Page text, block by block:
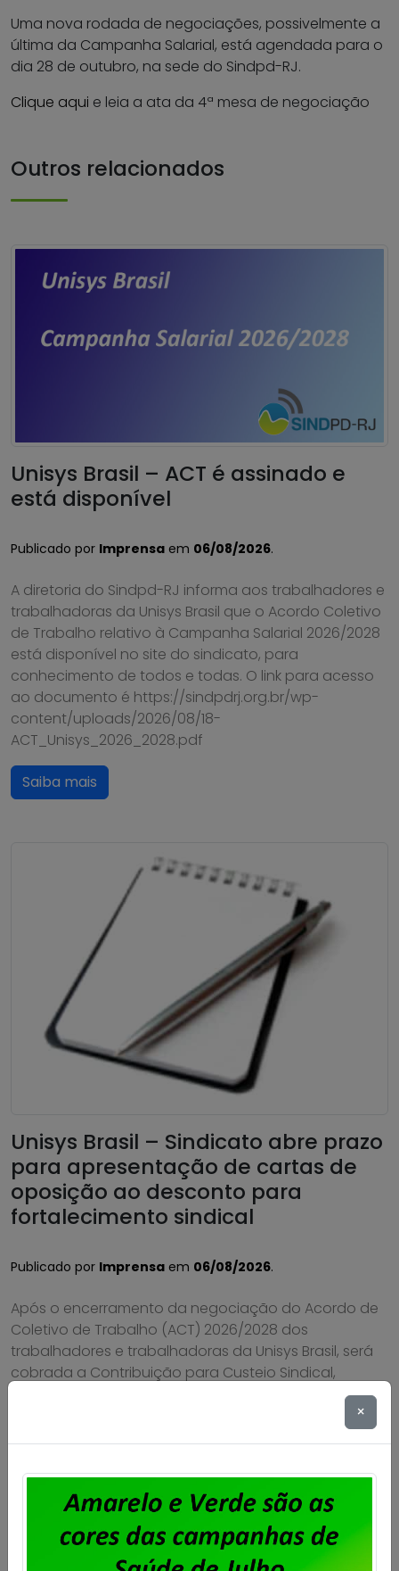
Uma nova rodada de negociações, possivelmente a
última da Campanha Salarial, está agendada para o
dia 28 de outubro, na sede do Sindpd-RJ.
Clique aqui e leia a ata da 4ª mesa de negociação
Outros relacionados
Unisys Brasil – ACT é assinado e
está disponível
Publicado por Imprensa em 06/08/2026.
A diretoria do Sindpd-RJ informa aos trabalhadores e
trabalhadoras da Unisys Brasil que o Acordo Coletivo
de Trabalho relativo à Campanha Salarial 2026/2028
está disponível no site do sindicato, para
conhecimento de todos e todas. O link para acesso
ao documento é https://sindpdrj.org.br/wp-
content/uploads/2026/08/18-
ACT_Unisys_2026_2028.pdf
Saiba mais
Unisys Brasil – Sindicato abre prazo
para apresentação de cartas de
oposição ao desconto para
fortalecimento sindical
Publicado por Imprensa em 06/08/2026.
Após o encerramento da negociação do Acordo de
Coletivo de Trabalho (ACT) 2026/2028 dos
trabalhadores e trabalhadoras da Unisys Brasil, será
cobrada a Contribuição para Custeio Sindical,
conforme aprovado em assembleia. O desconto
previsto é de 50% de um único dia de salário vigente
Saiba mais
×